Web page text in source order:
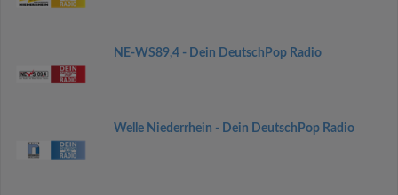
NE-WS89,4 - Dein DeutschPop Radio
Welle Niederrhein - Dein DeutschPop Radio